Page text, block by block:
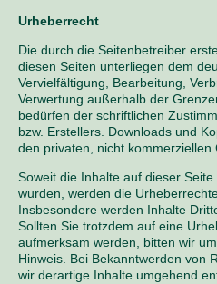
Urheberrecht
Die durch die Seitenbetreiber
diesen Seiten unterliegen dem
Vervielfältigung, Bearbeitung,
Verwertung außerhalb der
bedürfen der schriftlichen
bzw. Erstellers. Downloads und
den privaten, nicht kommerziellen
Soweit die Inhalte auf dieser
wurden, werden die
Insbesondere werden Inhalte
Sollten Sie trotzdem auf eine
aufmerksam werden, bitten wir
Hinweis. Bei Bekanntwerden von
wir derartige Inhalte umgehend